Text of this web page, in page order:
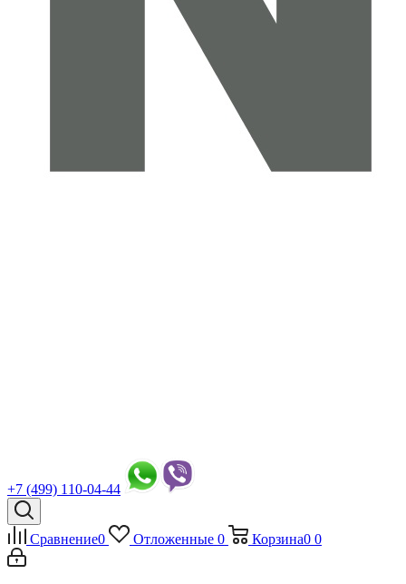
+7 (499) 110-04-44
Сравнение0 Отложенные 0 Корзина0 0